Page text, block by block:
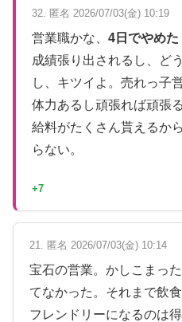
32. 匿名 2026/07/03(金) 10:19
営業職かな、 4日でやめた
成績張り出されるし、ど
し、キツイよ。売れっ子
体力あるし頑張れば頑張
給料がたくさん貰えるか
らない。
+7
21. 匿名 2026/07/03(金) 10:14
宝石の営業。かしこまっ
てなかった。それまで飲
フレンドリーになるのは